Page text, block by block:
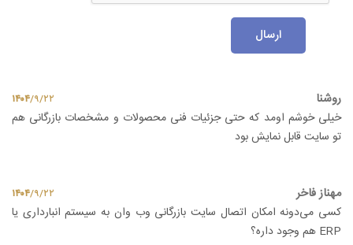
ارسال
روشنا ۱۴۰۴/۹/۲۲
خیلی خوشم اومد که حتی جزئیات فنی محصولات و مشخصات بازرگانی هم
تو سایت قابل نمایش بود
مهناز فاخر ۱۴۰۴/۹/۲۲
کسی می‌دونه امکان اتصال سایت بازرگانی وب وان به سیستم انبارداری یا
ERP هم وجود داره؟